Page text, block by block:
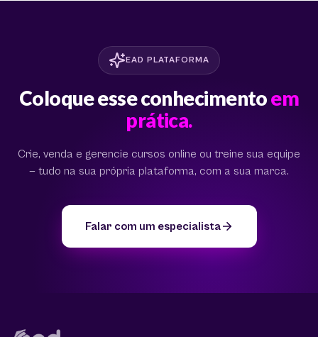
EAD PLATAFORMA
Coloque esse conhecimentoem
prática.
Crie, venda e gerencie cursos online ou treine sua equipe
— tudo na sua própria plataforma, com a sua marca.
Falar com um especialista